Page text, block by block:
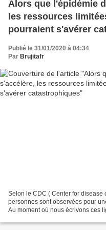
Alors que l'épidémie
les ressources
pourraient s'avérer
Publié le 31/01/2020 à 04:34
Par Brujitafr
Selon le CDC ( Center for
personnes sont observées pour
Au moment où nous écrivons ces